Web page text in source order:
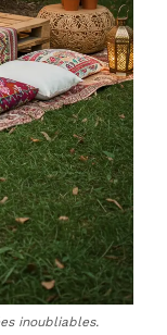
inoubliables.